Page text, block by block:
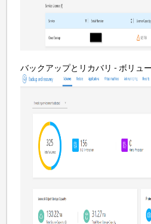
バックアップとリカバリ - ボリュ